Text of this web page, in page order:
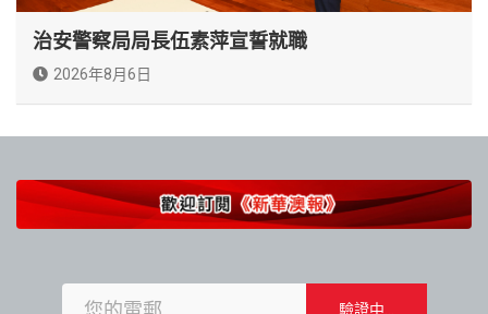
治安警察局局長伍素萍宣誓就職
2026年8月6日